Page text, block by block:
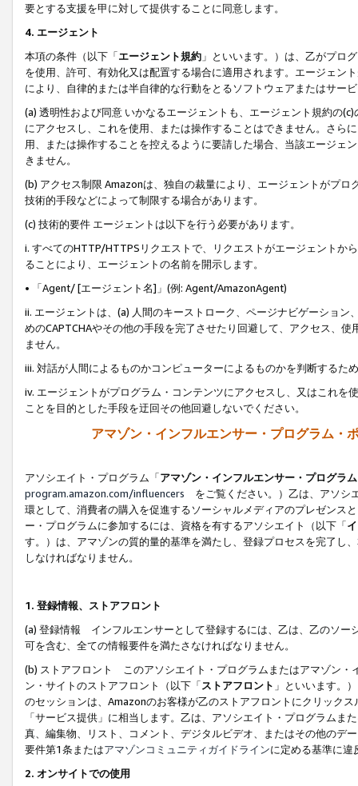
要とする支援を甲に対して提供することに同意します。
4. エージェント
本項の条件（以下「エージェント規約 」といいます。）は、乙がプロ
を使用、許可、有効化又は配置する場合に適用されます。エージェン
により、自律的または半自律的な行動をとるソフトウェアまたはサー
(a) 透明性および同意 いかなるエージェントも、エージェント規約の
にアクセスし、これを使用、または操作することはできません。さら
用、または操作することを控えるように要請した場合、当該エージェ
きません。
(b) アクセス制限 Amazonは、独自の裁量により、エージェントがプ
技術的手段などによって制限する場合があります。
(c) 技術的要件 エージェントは以下を行う必要があります。
i. すべてのHTTP/HTTPSリクエストで、リクエストがエージェントか
ることにより、エージェントの名前を開示します。
• 「Agent/ [エージェント名]」(例: Agent/AmazonAgent)
ii. エージェントは、(a) 人間のキーストローク、ページナビゲーショ
めのCAPTCHAやその他の手段を完了させたり回避して、アクセス、
ません。
iii. 対話が人間によるものかコンピューターによるものかを判断するた
iv. エージェントがプログラム・コンテンツにアクセスし、又はこれ
ことを目的とした手段を迂回その他回避しないでください。
アマゾン・インフルエンサー・プログラム・
アソシエイト・プログラム「アマゾン・インフルエンサー・プログラム
program.amazon.com/influencers をご覧ください。）乙は、アソシ
環として、消費者の購入を促進するソーシャルメディアのプレゼンス
ー・プログラムに参加するには、資格を有するアソシエイト（以下「
す。）は、アマゾンの質的量的基準を満たし、登録プロセスを完了し、
しなければなりません。
1. 登録情報、ストアフロント
(a) 登録情報 インフルエンサーとして登録するには、乙は、乙のソー
可を含む、全ての情報要件を満たさなければなりません。
(b) ストアフロント このアソシエイト・プログラムまたはアマゾン・
ン・サイトのストアフロント（以下「ストアフロント 」といいます。
のセッションは、Amazonのお客様が乙のストアフロントにクリック
「サービス提供」に相当します。乙は、アソシエイト・プログラム
真、編集物、リスト、コメント、デジタルビデオ、またはその他のデ
要件第1条またはアマゾンコミュニティガイドラインに定める基準に違
2. オンサイトでの使用